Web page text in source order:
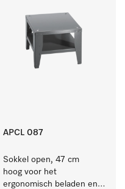
APCL 087
Sokkel open, 47 cm
hoog voor het
ergonomisch beladen en